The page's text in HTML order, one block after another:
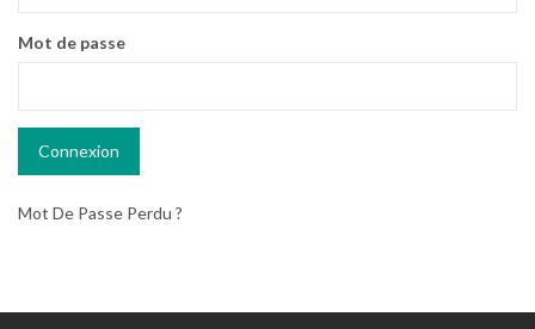
Mot de passe
Mot De Passe Perdu ?